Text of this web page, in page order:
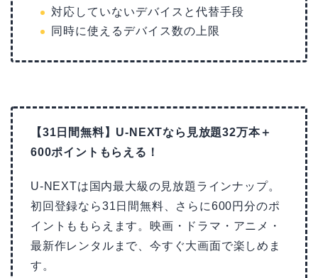
対応していないデバイスと代替手段
同時に使えるデバイス数の上限
【31日間無料】U-NEXTなら見放題32万本＋
600ポイントもらえる！
U-NEXTは国内最大級の見放題ラインナップ。
初回登録なら31日間無料、さらに600円分のポ
イントももらえます。映画・ドラマ・アニメ・
最新作レンタルまで、今すぐ大画面で楽しめま
す。